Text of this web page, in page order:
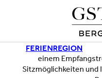
FERIENREGION